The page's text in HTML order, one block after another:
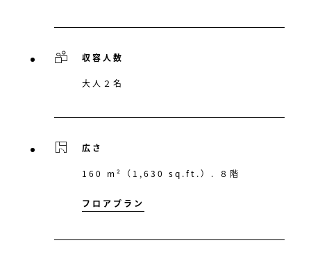
収容人数
大人２名
広さ
160 m²（1,630 sq.ft.）. ８階
フロアプラン